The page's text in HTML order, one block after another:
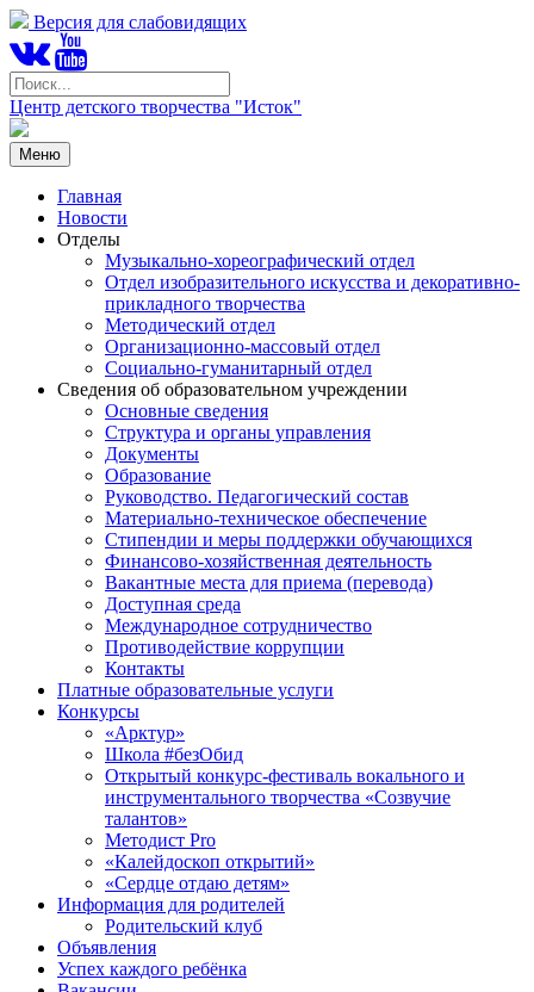
Версия для слабовидящих
Центр детского творчества "Исток"
Меню
Главная
Новости
Отделы
Музыкально-хореографический отдел
Отдел изобразительного искусства и декоративно-
прикладного творчества
Методический отдел
Организационно-массовый отдел
Социально-гуманитарный отдел
Сведения об образовательном учреждении
Основные сведения
Структура и органы управления
Документы
Образование
Руководство. Педагогический состав
Материально-техническое обеспечение
Стипендии и меры поддержки обучающихся
Финансово-хозяйственная деятельность
Вакантные места для приема (перевода)
Доступная среда
Международное сотрудничество
Противодействие коррупции
Контакты
Платные образовательные услуги
Конкурсы
«Арктур»
Школа #безОбид
Открытый конкурс-фестиваль вокального и
инструментального творчества «Созвучие
талантов»
Методист Pro
«Калейдоскоп открытий»
«Сердце отдаю детям»
Информация для родителей
Родительский клуб
Объявления
Успех каждого ребёнка